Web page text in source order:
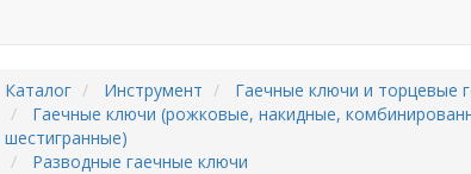
Каталог Инструмент
Гаечные ключи и торцевые
Гаечные ключи (рожковые, накидные,
шестигранные)
Разводные гаечные ключи